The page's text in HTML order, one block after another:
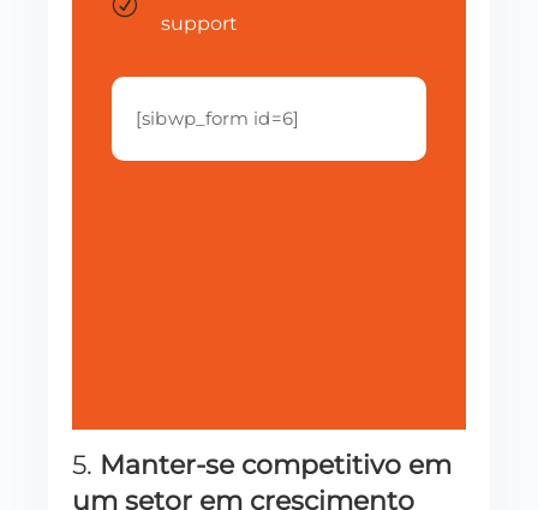
R
support
[sibwp_form id=6]
5. Manter-se competitivo em
um setor em crescimento